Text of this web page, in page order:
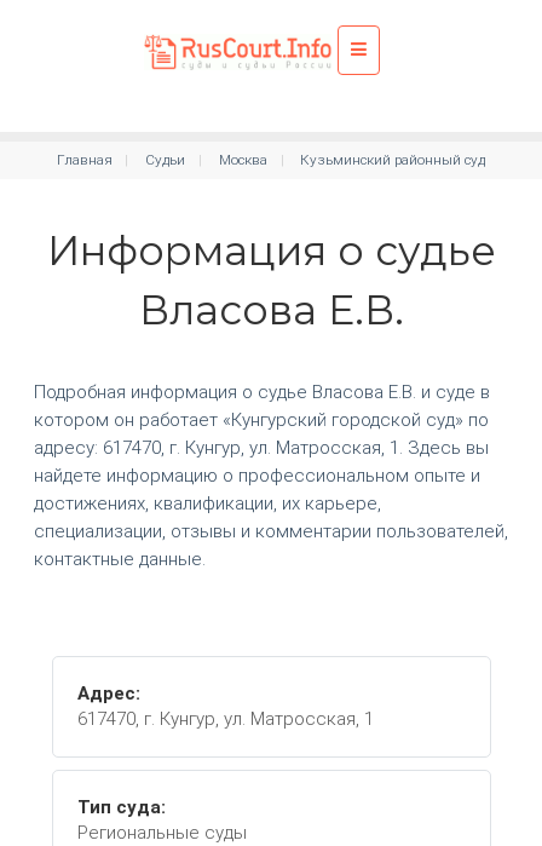
Главная Судьи Москва Кузьминский районный суд
Информация о судье
Власова Е.В.
Подробная информация о судье Власова Е.В. и суде в
котором он работает «Кунгурский городской суд» по
адресу: 617470, г. Кунгур, ул. Матросская, 1. Здесь вы
найдете информацию о профессиональном опыте и
достижениях, квалификации, их карьере,
специализации, отзывы и комментарии пользователей,
контактные данные.
Адрес:
617470, г. Кунгур, ул. Матросская, 1
Тип суда:
Региональные суды